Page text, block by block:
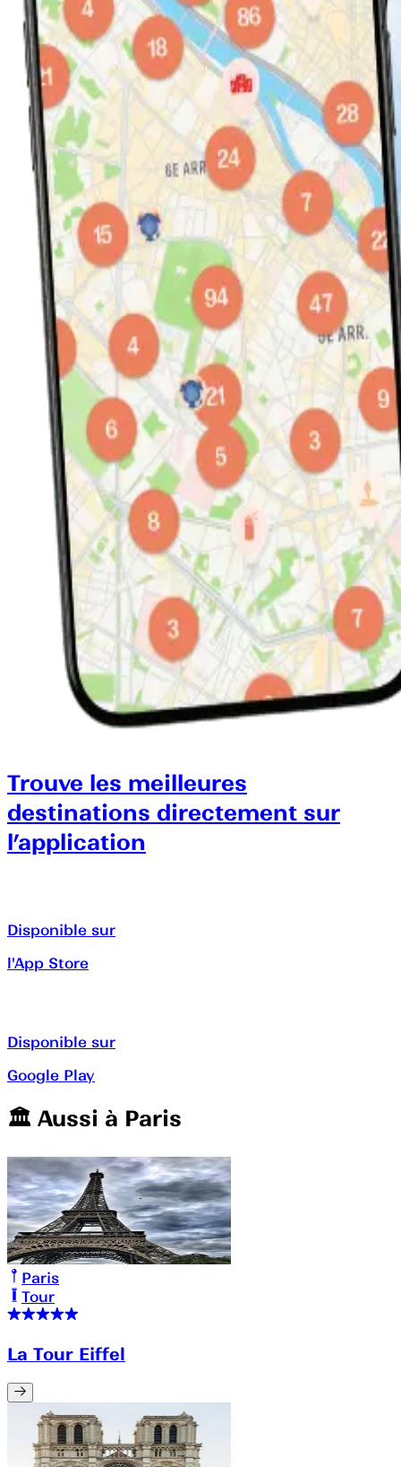
Trouve les meilleures
destinations directement sur
l’application
Disponible sur
l'App Store
Disponible sur
Google Play
🏛️️ Aussi à Paris
Paris
Tour
La Tour Eiffel